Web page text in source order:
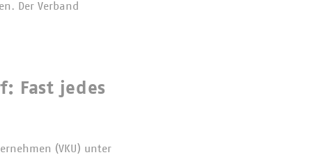
Der Verband
Fast jedes
(VKU) unter